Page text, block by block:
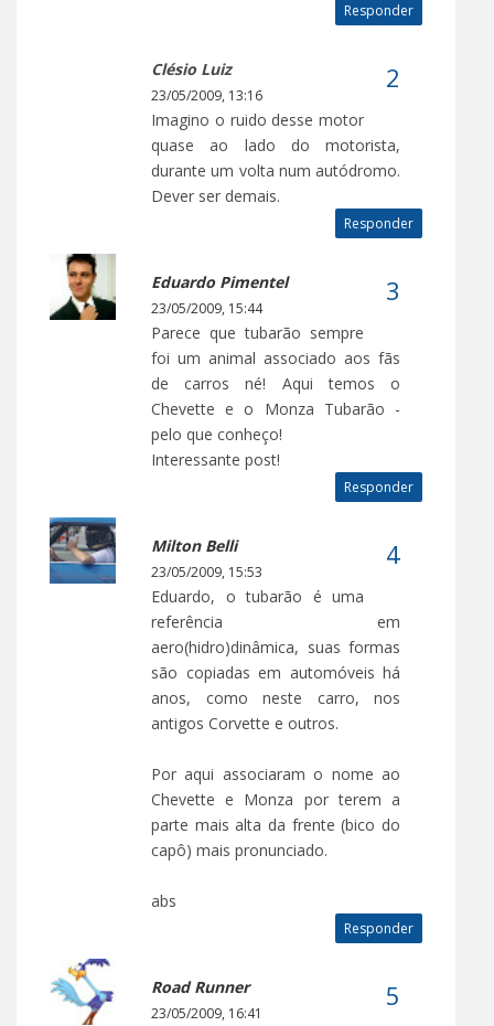
Responder
Clésio Luiz
23/05/2009, 13:16
Imagino o ruido desse motor
quase ao lado do motorista,
durante um volta num autódromo.
Dever ser demais.
Responder
Eduardo Pimentel
23/05/2009, 15:44
Parece que tubarão sempre
foi um animal associado aos fãs
de carros né! Aqui temos o
Chevette e o Monza Tubarão -
pelo que conheço!
Interessante post!
Responder
Milton Belli
23/05/2009, 15:53
Eduardo, o tubarão é uma
referência em
aero(hidro)dinâmica, suas formas
são copiadas em automóveis há
anos, como neste carro, nos
antigos Corvette e outros.
Por aqui associaram o nome ao
Chevette e Monza por terem a
parte mais alta da frente (bico do
capô) mais pronunciado.
abs
Responder
Road Runner
23/05/2009, 16:41